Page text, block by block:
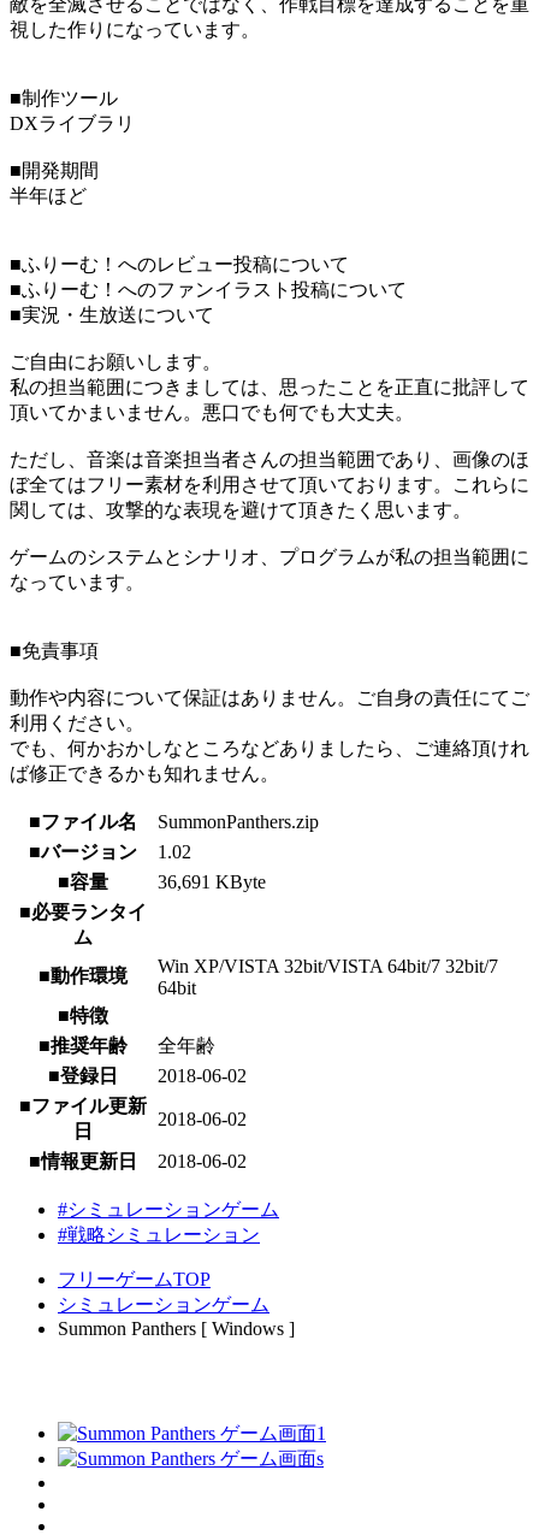
敵を全滅させることではなく、作戦目標を達成することを重
視した作りになっています。
■制作ツール
DXライブラリ
■開発期間
半年ほど
■ふりーむ！へのレビュー投稿について
■ふりーむ！へのファンイラスト投稿について
■実況・生放送について
ご自由にお願いします。
私の担当範囲につきましては、思ったことを正直に批評して
頂いてかまいません。悪口でも何でも大丈夫。
ただし、音楽は音楽担当者さんの担当範囲であり、画像のほ
ぼ全てはフリー素材を利用させて頂いております。これらに
関しては、攻撃的な表現を避けて頂きたく思います。
ゲームのシステムとシナリオ、プログラムが私の担当範囲に
なっています。
■免責事項
動作や内容について保証はありません。ご自身の責任にてご
利用ください。
でも、何かおかしなところなどありましたら、ご連絡頂けれ
ば修正できるかも知れません。
■ファイル名
SummonPanthers.zip
■バージョン
1.02
■容量
36,691 KByte
■必要ランタイ
ム
■動作環境
Win XP/VISTA 32bit/VISTA 64bit/7 32bit/7
64bit
■特徴
■推奨年齢
全年齢
■登録日
2018-06-02
■ファイル更新
日
2018-06-02
■情報更新日 2018-06-02
#シミュレーションゲーム
#戦略シミュレーション
フリーゲームTOP
シミュレーションゲーム
Summon Panthers [ Windows ]